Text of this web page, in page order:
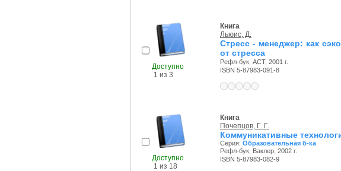
Доступно
1 из 3
Книга
Льюис, Д.
Стресс - менеджер: как
от стресса
Рефл-бук, АСТ, 2001 г.
ISBN 5-87983-091-8
Доступно
1 из 18
Книга
Почепцов, Г. Г.
Коммуникативные
Серия: Образовательная б-ка
Рефл-бук, Ваклер, 2002 г.
ISBN 5-87983-082-9